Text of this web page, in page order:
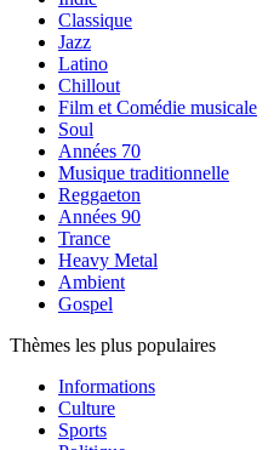
Classique
Jazz
Latino
Chillout
Film et Comédie musicale
Soul
Années 70
Musique traditionnelle
Reggaeton
Années 90
Trance
Heavy Metal
Ambient
Gospel
Thèmes les plus populaires
Informations
Culture
Sports